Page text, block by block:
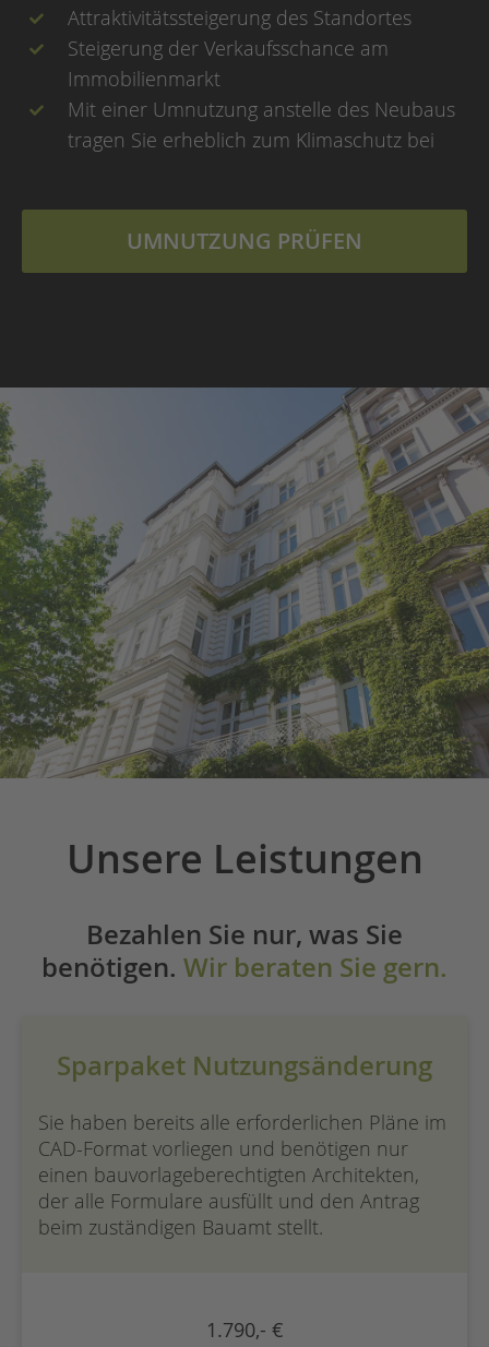
Attraktivitätssteigerung des Standortes
Steigerung der Verkaufsschance am
Immobilienmarkt
Mit einer Umnutzung anstelle des Neubaus
tragen Sie erheblich zum Klimaschutz bei
UMNUTZUNG PRÜFEN
Unsere Leistungen
Bezahlen Sie nur, was Sie
benötigen. Wir beraten Sie gern.
Sparpaket Nutzungsänderung
Sie haben bereits alle erforderlichen Pläne im
CAD-Format vorliegen und benötigen nur
einen bauvorlageberechtigten Architekten,
der alle Formulare ausfüllt und den Antrag
beim zuständigen Bauamt stellt.
1.790,- €